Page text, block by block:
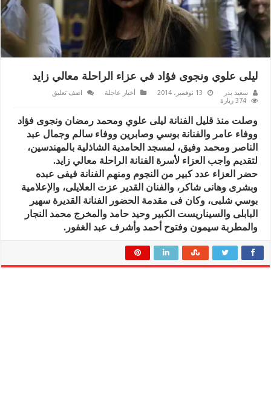
ليلى علوي ونجوى فؤاد في عزاء الراحلة معالي زايد
سعيد بدر 13 نوفمبر، 2014 أخبار عاجلة
اضف تعليق
374 زيارة
وصلت منذ قليل الفنانة ليلى علوي ومحمد رمضان ونجوى فؤاد
ووفاء عامر والفنانة بوسي وصابرين ووفاء سالم وجمال عبد
الناصر ومحمد وفيق، لمسجد الحامدية الشاذلية بالمهندسين،
لتقديم واجب العزاء لأسرة الفنانة الراحلة معالي زايد.
حضر العزاء عدد كبير من النجوم ومنهم الفنانة فيفى عبده
وبشرى وهانى شاكر، والفنان القدير عزت العلايلى، والإعلامية
بوسي شلبى، وكان فى مقدمة الحضور الفنانة القديرة سهير
البابلى والسيناريست الكبير وحيد حامد والمخرج محمد النجار
والمطربة سيمون وفتوح أحمد وأشرف عبد الغفور.